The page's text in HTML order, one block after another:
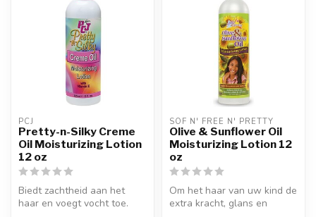
PCJ
Pretty-n-Silky Creme
Oil Moisturizing Lotion
12 oz
Biedt zachtheid aan het
haar en voegt vocht toe.
SOF N' FREE N' PRETTY
Olive & Sunflower Oil
Moisturizing Lotion 12
oz
Om het haar van uw kind de
extra kracht, glans en